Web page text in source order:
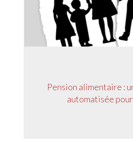
Pension alimentaire :
automatisée